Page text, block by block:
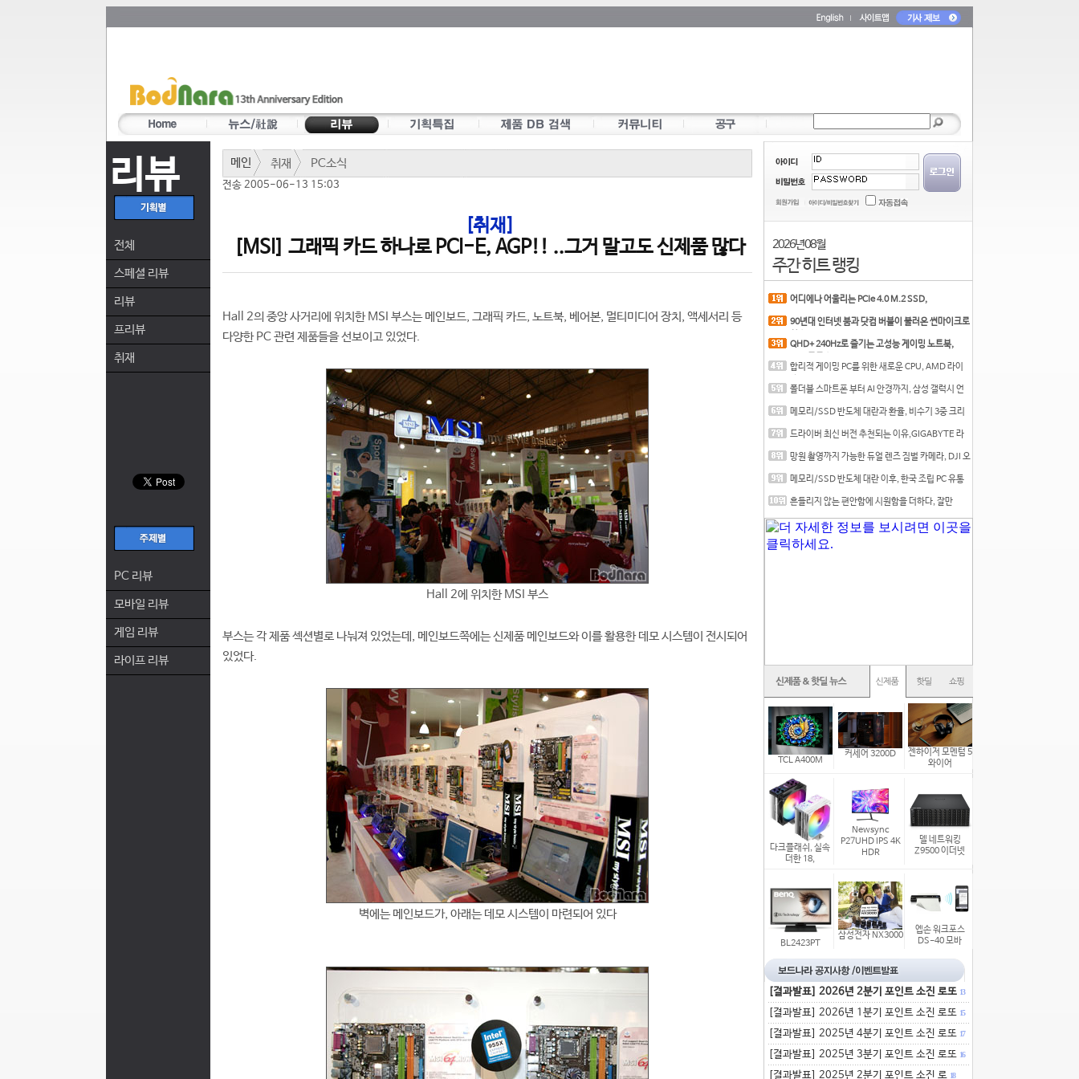
리뷰
전체
스페셜 리뷰
리뷰
프리뷰
취재
PC 리뷰
모바일 리뷰
게임 리뷰
라이프 리뷰
메인 취재 PC소식
전송 2005-06-13 15:03
[취재]
[MSI] 그래픽 카드 하나로 PCI-E, AGP!! ..그거 말고도 신제품 많다
Hall 2의 중앙 사거리에 위치한 MSI 부스는 메인보드, 그래픽 카드, 노트북, 베어본, 멀티미디어 장치, 액세서리 등
다양한 PC 관련 제품들을 선보이고 있었다.
Hall 2에 위치한 MSI 부스
부스는 각 제품 섹션별로 나눠져 있었는데, 메인보드쪽에는 신제품 메인보드와 이를 활용한 데모 시스템이 전시되어
있었다.
벽에는 메인보드가, 아래는 데모 시스템이 마련되어 있다
2026년 08월
주간 히트 랭킹
어디에나 어울리는 PCIe 4.0 M.2 SSD,
90년대 인터넷 붐과 닷컴 버블이 불러온 썬마이크로
QHD+ 240Hz로 즐기는 고성능 게이밍 노트북,
합리적 게이밍 PC를 위한 새로운 CPU, AMD 라이
폴더블 스마트폰 부터 AI 안경까지, 삼성 갤럭시 언
메모리/SSD 반도체 대란과 환율, 비수기 3중 크리
드라이버 최신 버전 추천되는 이유,GIGABYTE 라
망원 촬영까지 가능한 듀얼 렌즈 짐벌 카메라, DJI 오
메모리/SSD 반도체 대란 이후, 한국 조립 PC 유통
흔들리지 않는 편안함에 시원함을 더하다, 잘만
TCL A400M
커세어 3200D
젠하이저 모멘텀 5
와이어
다크플래쉬, 실속
더한 18,
Newsync
P27UHD IPS 4K
HDR
델 네트워킹
Z9500 이더넷
BL2423PT
삼성전자 NX3000
엡손 워크포스
DS-40 모바
[결과발표] 2026년 2분기 포인트 소진 로또 13
[결과발표] 2026년 1분기 포인트 소진 로또 15
[결과발표] 2025년 4분기 포인트 소진 로또 17
[결과발표] 2025년 3분기 포인트 소진 로또 16
[결과발표] 2025년 2분기 포인트 소진 로 18